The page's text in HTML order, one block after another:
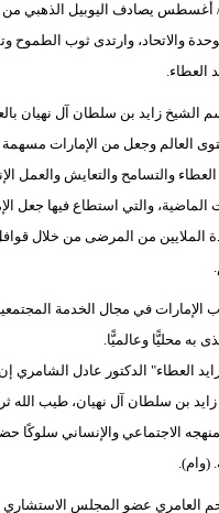
والاتحاد، وارتدى ثوب الطموح
العطاء.
الشيخ زايد بن سلطان آل نهيان
العالم وجعل من الإمارات
والتسامح والتعايش والعمل
الماضية، والتي استطاع فيها جعل
من المرضى من خلال قوافل
الإمارات في مجال الخدمة
به محليًّا وعالميًّا.
العطاء" الدكتور عادل
بن سلطان آل نهيان، طيب الله
الاجتماعي والإنساني سلوكًا
(وام).